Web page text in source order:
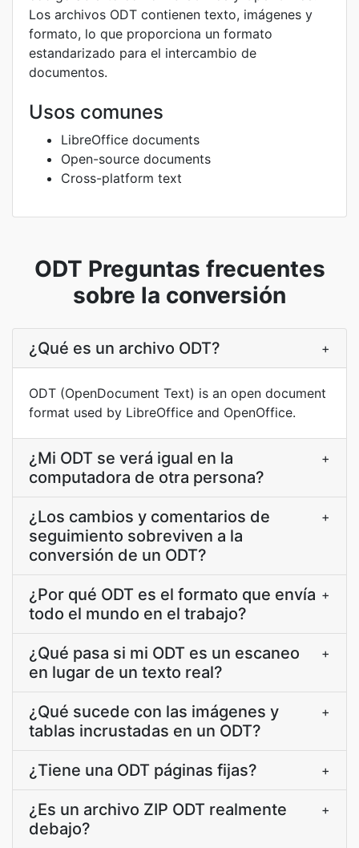
Los archivos ODT contienen texto, imágenes y
formato, lo que proporciona un formato
estandarizado para el intercambio de
documentos.
Usos comunes
LibreOffice documents
Open-source documents
Cross-platform text
ODT Preguntas frecuentes
sobre la conversión
¿Qué es un archivo ODT? +
ODT (OpenDocument Text) is an open document
format used by LibreOffice and OpenOffice.
¿Mi ODT se verá igual en la
computadora de otra persona?
+
¿Los cambios y comentarios de
seguimiento sobreviven a la
conversión de un ODT?
+
¿Por qué ODT es el formato que envía
todo el mundo en el trabajo?
+
¿Qué pasa si mi ODT es un escaneo
en lugar de un texto real?
+
¿Qué sucede con las imágenes y
tablas incrustadas en un ODT?
+
¿Tiene una ODT páginas fijas? +
¿Es un archivo ZIP ODT realmente
debajo?
+